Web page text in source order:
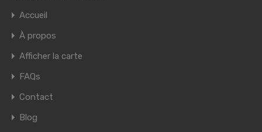
Accueil
À propos
Afficher la carte
FAQs
Contact
Blog